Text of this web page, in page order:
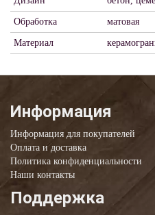
Обработка матовая
Материал
Информация
Информация для покупателей
Оплата и доставка
Политика конфиденциальности
Наши контакты
Поддержка